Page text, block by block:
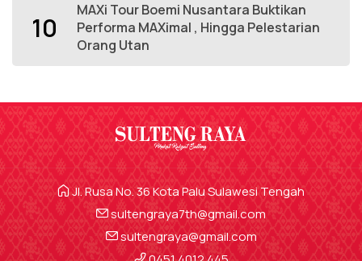
10
MAXi Tour Boemi Nusantara Buktikan
Performa MAXimal , Hingga Pelestarian
Orang Utan
Jl. Rusa No. 36 Kota Palu Sulawesi Tengah
sultengraya7th@gmail.com
sultengraya@gmail.com